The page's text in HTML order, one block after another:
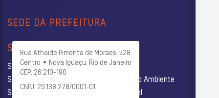
SEDE DA PREFEITURA
Rua Athaide Pimenta de Moraes, 528
Centro • Nova Iguaçu, Rio de Janeiro
CEP: 26.210-190
CNPJ: 29.138.278/0001-01
SECRETARIAS
Secretaria Municipal de Administração
Secretaria Municipal de Agricultura e Meio Ambiente
Secretaria Municipal de Assistência Social